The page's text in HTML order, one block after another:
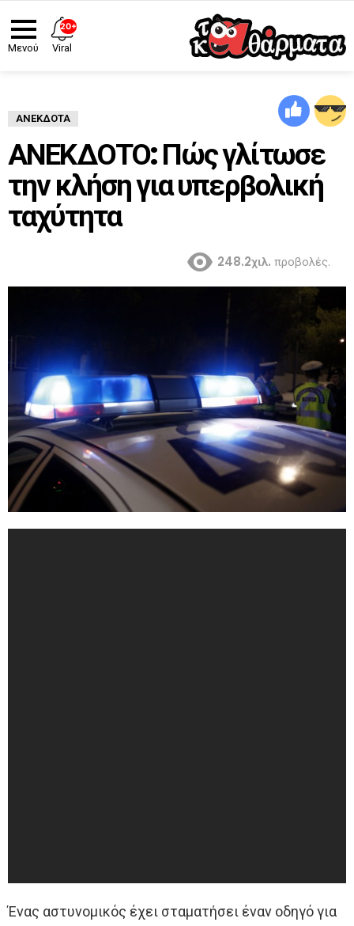
Μενού
ΑΝΈΚΔΟΤΑ
ΑΝΕΚΔΟΤΟ: Πώς γλίτωσε
την κλήση για υπερβολική
ταχύτητα
248.2χιλ. προβολές.
Ένας αστυνομικός έχει σταματήσει έναν οδηγό για
20+
Viral